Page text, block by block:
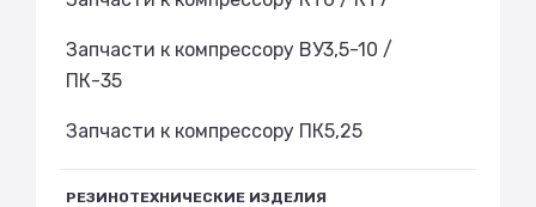
Запчасти к компрессору ВУ3,5-10 /
ПК-35
Запчасти к компрессору ПК5,25
РЕЗИНОТЕХНИЧЕСКИЕ ИЗДЕЛИЯ